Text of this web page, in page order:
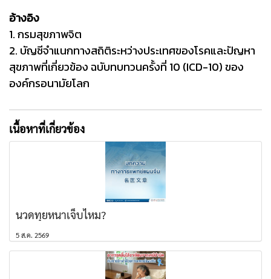
อ้างอิง
1. กรมสุขภาพจิต
2. บัญชีจำแนกทางสถิติระหว่างประเทศของโรคและปัญหา
สุขภาพที่เกี่ยวข้อง ฉบับทบทวนครั้งที่ 10 (ICD-10) ของ
องค์กรอนามัยโลก
เนื้อหาที่เกี่ยวข้อง
นวดทุยหนาเจ็บไหม?
5 ส.ค. 2569